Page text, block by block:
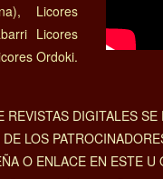
Licores
Licores
Ordoki.
REVISTAS DIGITALES
LOS
O ENLACE EN ESTE U